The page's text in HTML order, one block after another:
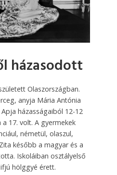
házasodott
Olaszországban.
anyja Mária Antónia
házasságai­ból 12-12
17. volt. A gyermekek
németül, olaszul,
később a magyar és a
Iskoláiban osztályelső
hölggyé érett.